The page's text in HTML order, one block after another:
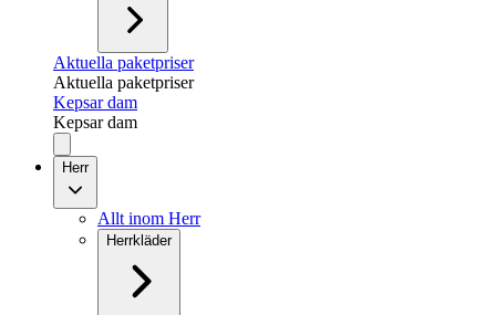
Aktuella paketpriser
Aktuella paketpriser
Kepsar dam
Kepsar dam
Herr
Allt inom Herr
Herrkläder